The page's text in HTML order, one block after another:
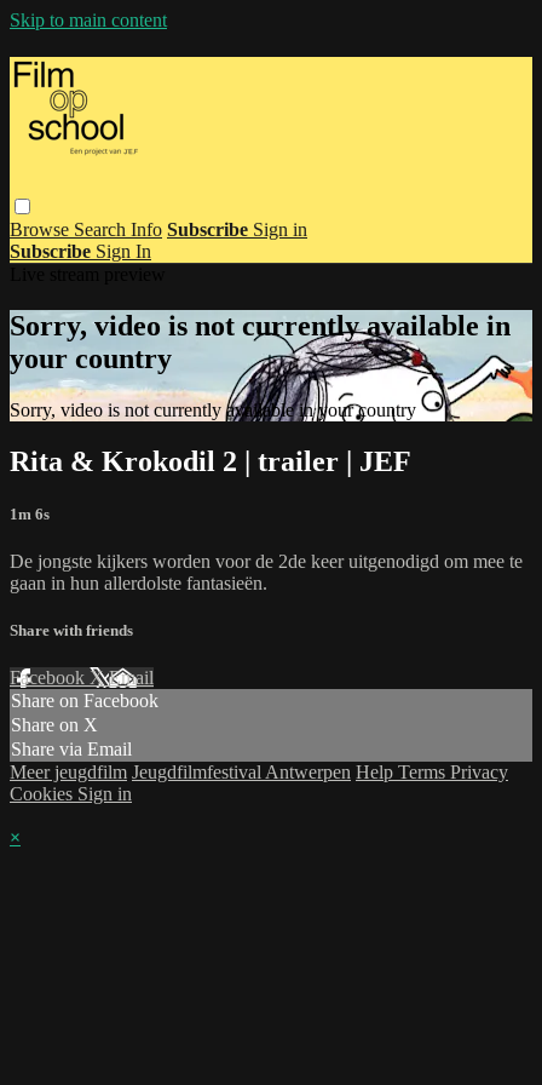
Skip to main content
Browse Search Info Subscribe Sign in
Subscribe Sign In
Sorry, video is not currently available in
your country
Sorry, video is not currently available in your country
Rita & Krokodil 2 | trailer | JEF
1m 6s
De jongste kijkers worden voor de 2de keer uitgenodigd om mee te
gaan in hun allerdolste fantasieën.
Share with friends
Facebook XEmail
Share on Facebook
Share on X
Share via Email
Meer jeugdfilm Jeugdfilmfestival Antwerpen Help Terms Privacy
Cookies Sign in
×